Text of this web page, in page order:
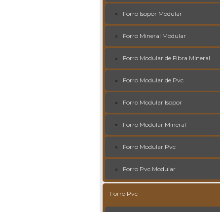
Forro Isopor Modular
Forro Mineral Modular
Forro Modular de Fibra Mineral
Forro Modular de Pvc
Forro Modular Isopor
Forro Modular Mineral
Forro Modular Pvc
Forro Pvc Modular
Forro Pvc